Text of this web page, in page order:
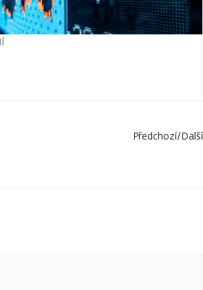
Předchozí/Další